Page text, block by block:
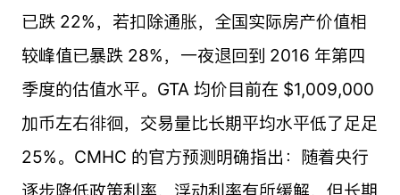
已跌 22%，若扣除通胀，全国实际房产价值相
较峰值已暴跌 28%，一夜退回到 2016 年第四
季度的估值水平。GTA 均价目前在 $1,009,000
加币左右徘徊，交易量比长期平均水平低了足足
25%。CMHC 的官方预测明确指出：随着央行
逐步降低政策利率，浮动利率有所缓解，但长期